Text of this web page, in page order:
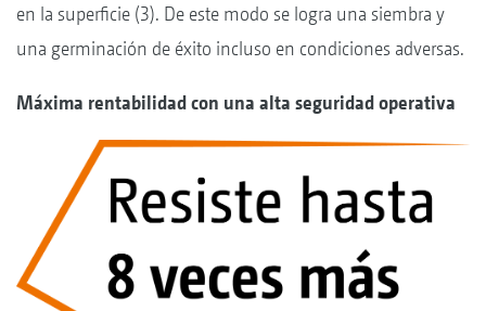
en la superficie (3). De este modo se logra una siembra y
una germinación de éxito incluso en condiciones adversas.
Máxima rentabilidad con una alta seguridad operativa